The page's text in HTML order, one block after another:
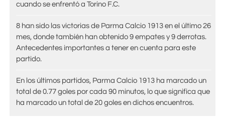
cuando se enfrentó a Torino F.C.
8 han sido las victorias de Parma Calcio 1913 en el último 26
mes, donde también han obtenido 9 empates y 9 derrotas.
Antecedentes importantes a tener en cuenta para este
partido.
En los últimos partidos, Parma Calcio 1913 ha marcado un
total de 0.77 goles por cada 90 minutos, lo que significa que
ha marcado un total de 20 goles en dichos encuentros.